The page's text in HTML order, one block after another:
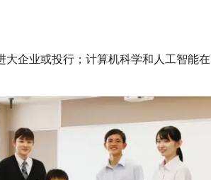
企业或投行；计算机科学和人工智能